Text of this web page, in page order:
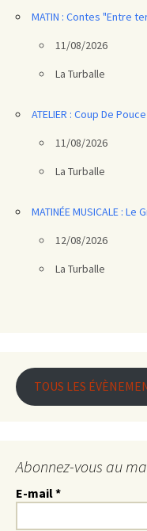
MATIN : Contes "Entre
11/08/2026
La Turballe
ATELIER : Coup De
11/08/2026
La Turballe
MATINÉE MUSICALE : Le
12/08/2026
La Turballe
TOUS LES
Abonnez-vous au
E-mail*